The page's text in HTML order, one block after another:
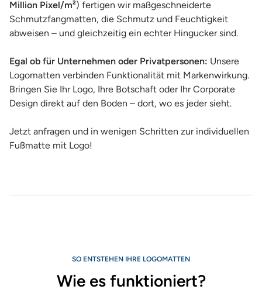
Million Pixel/m²) fertigen wir maßgeschneiderte
Schmutzfangmatten, die Schmutz und Feuchtigkeit
abweisen – und gleichzeitig ein echter Hingucker sind.
Egal ob für Unternehmen oder Privatpersonen: Unsere
Logomatten verbinden Funktionalität mit Markenwirkung.
Bringen Sie Ihr Logo, Ihre Botschaft oder Ihr Corporate
Design direkt auf den Boden – dort, wo es jeder sieht.
Jetzt anfragen und in wenigen Schritten zur individuellen
Fußmatte mit Logo!
SO ENTSTEHEN IHRE LOGOMATTEN
Wie es funktioniert?